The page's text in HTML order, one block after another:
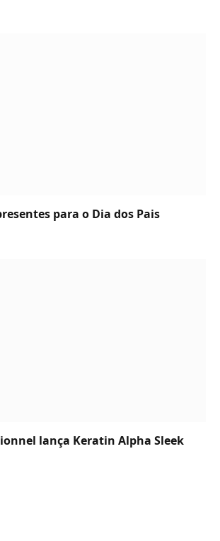
para o Dia dos Pais
lança Keratin Alpha Sleek